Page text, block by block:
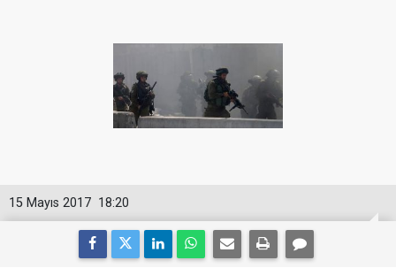
18:20
15 Mayıs 2017